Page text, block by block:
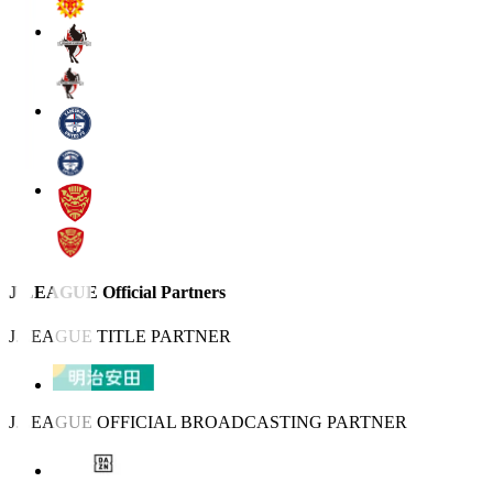
J.LEAGUE Official Partners
J.LEAGUE TITLE PARTNER
J.LEAGUE OFFICIAL BROADCASTING PARTNER